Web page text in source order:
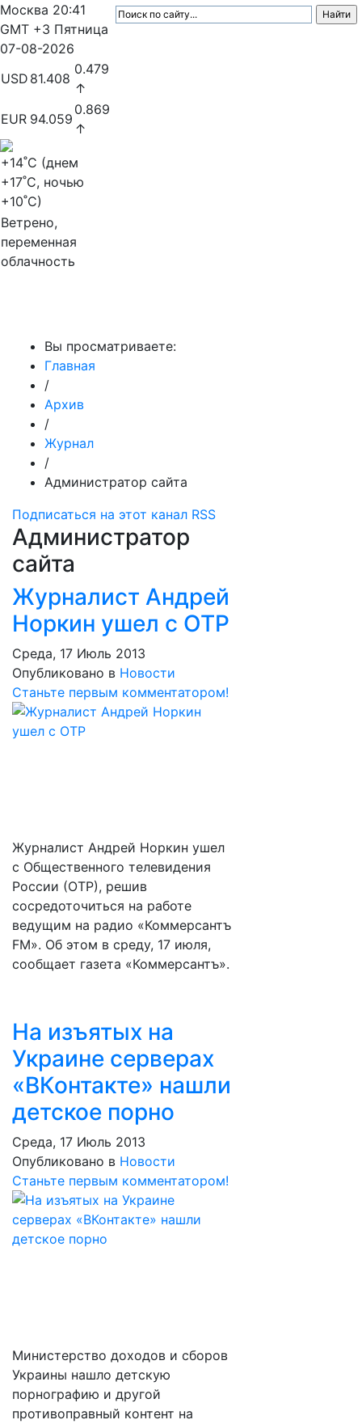
Москва 20:41
GMT +3 Пятница
07-08-2026
USD 81.408
0.479
↑
EUR 94.059
0.869
↑
+14˚C (днем
+17˚C, ночью
+10˚C)
Ветрено,
переменная
облачность
Вы просматриваете:
Главная
/
Архив
/
Журнал
/
Администратор сайта
Подписаться на этот канал RSS
Администратор
сайта
Журналист Андрей
Норкин ушел с ОТР
Среда, 17 Июль 2013
Опубликовано в Новости
Станьте первым комментатором!
Журналист Андрей Норкин ушел
с Общественного телевидения
России (ОТР), решив
сосредоточиться на работе
ведущим на радио «Коммерсантъ
FM». Об этом в среду, 17 июля,
сообщает газета «Коммерсантъ».
На изъятых на
Украине серверах
«ВКонтакте» нашли
детское порно
Среда, 17 Июль 2013
Опубликовано в Новости
Станьте первым комментатором!
Министерство доходов и сборов
Украины нашло детскую
порнографию и другой
противоправный контент на